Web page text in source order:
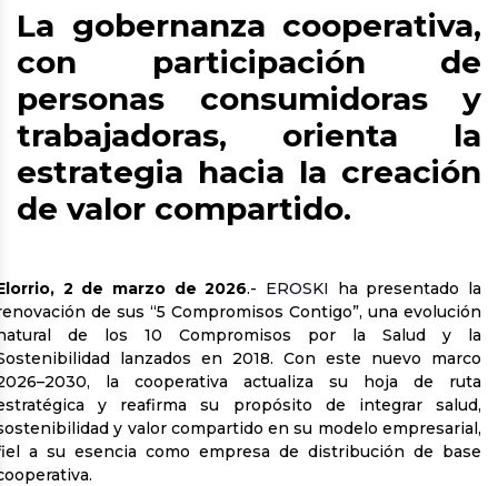
La gobernanza cooperativa,
con participación de
personas consumidoras y
trabajadoras, orienta la
estrategia hacia la creación
de valor compartido.
2 de marzo de 2026.- EROSKI
ha presentado la
de sus “5 Compromisos Contigo”, una evolución
de los 10 Compromisos por la Salud y la
lanzados en 2018. Con este nuevo marco
la cooperativa actualiza su hoja de ruta
y reafirma su propósito de integrar salud,
y valor compartido en su modelo empresarial,
a su esencia como empresa de distribución de base